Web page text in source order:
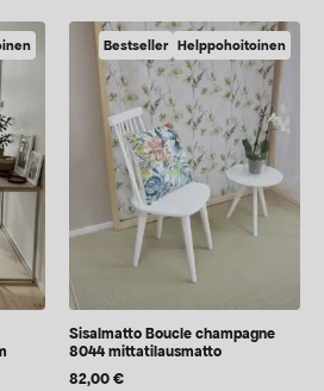
vaihtoehtoja,
jotka
voidaan
valita
tuotteen
sivulla
Bestseller Helppohoitoinen
Sisalmatto Boucle champagne
8044 mittatilausmatto
82,00€
Hyödynnä
alennus
tilauksestasi.
alennuksen
Oy:n lähettää sinulle viestejä, sekä vahvistat lukeneesi ja
tietosuojaselosteen.